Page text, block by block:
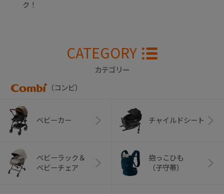
ク！
CATEGORY
カテゴリー
（コンビ）
ベビーカー チャイルドシート
ベビーラック＆
ベビーチェア
抱っこひも
（子守帯）